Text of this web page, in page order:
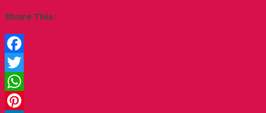
Share This :
Facebook
Twitter
WhatsApp